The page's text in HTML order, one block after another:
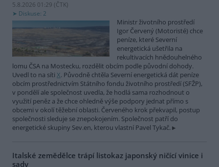
5.8.2026 01:29 (ČTK)
Diskuse: 2
Ministr životního prostředí
Igor Červený (Motoristé) chce
peníze, které Severní
energetická ušetřila na
rekultivacích hnědouhelného
lomu ČSA na Mostecku, rozdělit obcím podle původní dohody.
Uvedl to na síti X. Původně chtěla Severní energetická dát peníze
obcím prostřednictvím Státního fondu životního prostředí (SFŽP),
v pondělí ale společnost uvedla, že hodlá sama rozhodnout o
využití peněz a že chce ohledně výše podpory jednat přímo s
obcemi v okolí těžební oblasti. Červeného krok překvapil, postup
společnosti sleduje se znepokojením. Společnost patří do
energetické skupiny Sev.en, kterou vlastní Pavel Tykač.
Italské zemědělce trápí listokaz japonský ničící vinice i
sady